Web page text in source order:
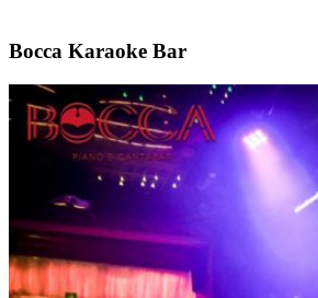
Bocca Karaoke Bar